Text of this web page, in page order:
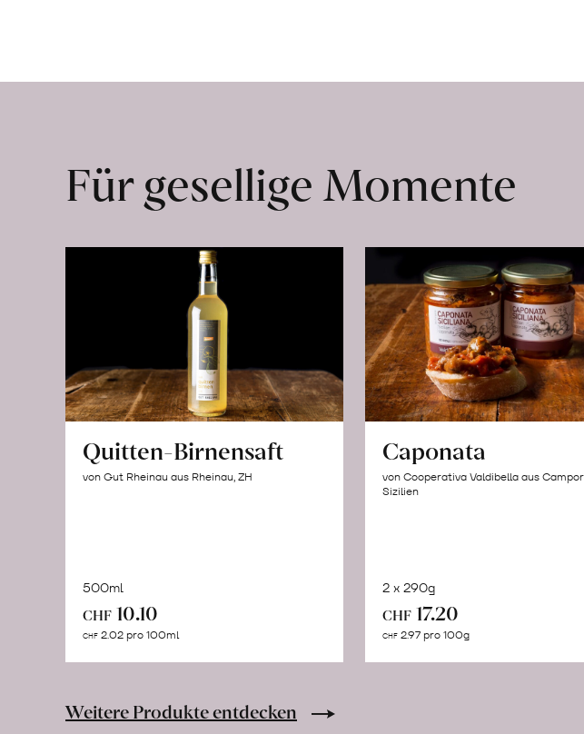
Für gesellige Momente
Quitten-Birnensaft
von Gut Rheinau aus Rheinau, ZH
500ml
CHF 10.10
CHF 2.02 pro 100ml
Caponata
von Cooperativa Valdibella aus
Sizilien
2 x 290g
CHF 17.20
CHF 2.97 pro 100g
Weitere Produkte entdecken